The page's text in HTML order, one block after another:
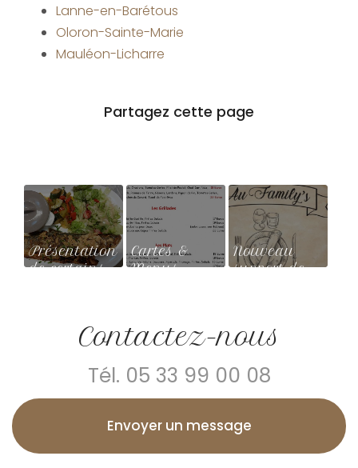
Lanne-en-Barétous
Oloron-Sainte-Marie
Mauléon-Licharre
Présentation
de certains
la Carte)
Cartes &
Menus
Nouveau
support de
Contactez-nous
Tél. 05 33 99 00 08
Envoyer un message